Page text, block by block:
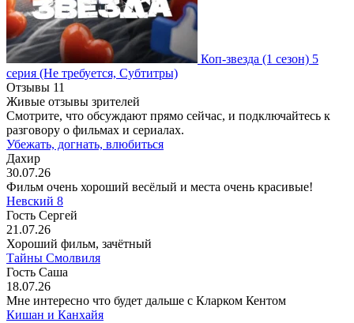
Коп-звезда (1 сезон) 5
серия (Не требуется, Субтитры)
Отзывы 11
Живые отзывы зрителей
Смотрите, что обсуждают прямо сейчас, и подключайтесь к
разговору о фильмах и сериалах.
Убежать, догнать, влюбиться
Дахир
30.07.26
Фильм очень хороший весёлый и места очень красивые!
Невский 8
Гость Сергей
21.07.26
Хороший фильм, зачётный
Тайны Смолвиля
Гость Саша
18.07.26
Мне интересно что будет дальше с Кларком Кентом
Кишан и Канхайя